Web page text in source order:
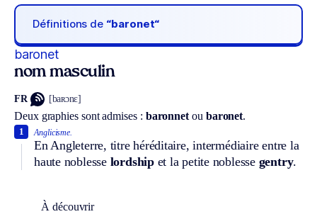
Définitions de “baronet“
baronet
nom masculin
FR [baʀɔnɛ]
Deux graphies sont admises : baronnet ou baronet.
Anglicisme.
En Angleterre, titre héréditaire, intermédiaire entre la
haute noblesse lordshipet la petite noblesse gentry.
1
À découvrir